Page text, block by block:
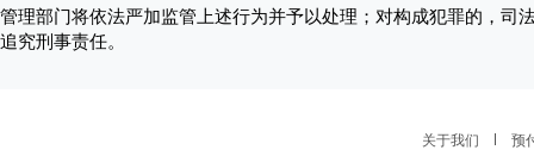
管理部门将依法严加监管上述行为并予以处理；对构成犯罪的，司
追究刑事责任。
关于我们
预